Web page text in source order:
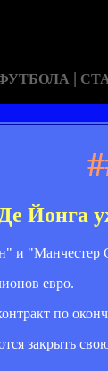
|
Йонга
и "Манчестер
евро.
по
закрыть